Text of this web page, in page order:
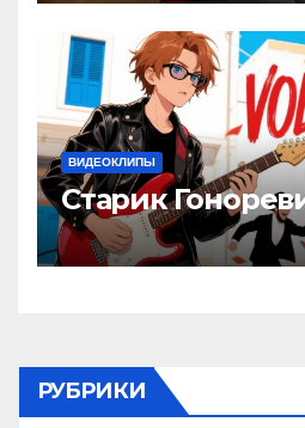
ВИДЕОКЛИПЫ
Старик
РУБРИКИ